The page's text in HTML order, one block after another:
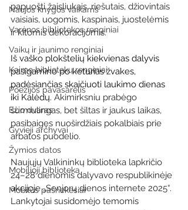
Naujos knygos vaikams
Varėnos bibliotekos renginiai
Vaikų ir jaunimo renginiai
Kaimo bibliotekų renginiai
Poezijos pavasarėlis
Ežio dvaras
Gyvieji archyvai
Žymios datos
Mobilioji biblioteka
Mobilūs pašnekesiai
papuošti žaisliukais, riešutais, džiovintais
vaisiais, uogomis, kaspinais, juostelėmis
ir kitomis dekoracijomis.
Iš vaško plokštelių kiekvienas dalyvis
pasigamino po keturias žvakes,
padėsiančias skaičiuoti laukimo dienas
iki Kalėdų. Akimirksniu prabėgo
šurmulingas, bet šiltas ir jaukus laikas,
pasibaigęs nuoširdžiais pokalbiais prie
arbatos puodelio.
Naujųjų Valkininkų biblioteka lapkričio
24–28 dienomis dalyvavo respublikinėje
akcijoje „Senjorų dienos internete 2025“.
Lankytojai susidomėjo temomis